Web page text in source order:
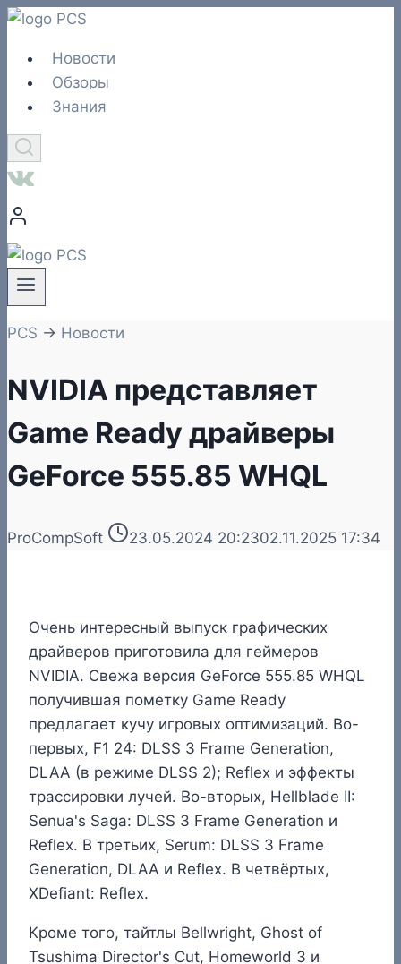
Перейти
содержимому
Новости
Обзоры
Знания
PCS → Новости
NVIDIA представляет
Game Ready драйверы
GeForce 555.85 WHQL
ProCompSoft 23.05.2024 20:2302.11.2025 17:34
Очень интересный выпуск графических
драйверов приготовила для геймеров
NVIDIA. Свежа версия GeForce 555.85 WHQL
получившая пометку Game Ready
предлагает кучу игровых оптимизаций. Во-
первых, F1 24: DLSS 3 Frame Generation,
DLAA (в режиме DLSS 2); Reflex и эффекты
трассировки лучей. Во-вторых, Hellblade II:
Senua's Saga: DLSS 3 Frame Generation и
Reflex. В третьих, Serum: DLSS 3 Frame
Generation, DLAA и Reflex. В четвёртых,
XDefiant: Reflex.
Кроме того, тайтлы Bellwright, Ghost of
Tsushima Director's Cut, Homeworld 3 и